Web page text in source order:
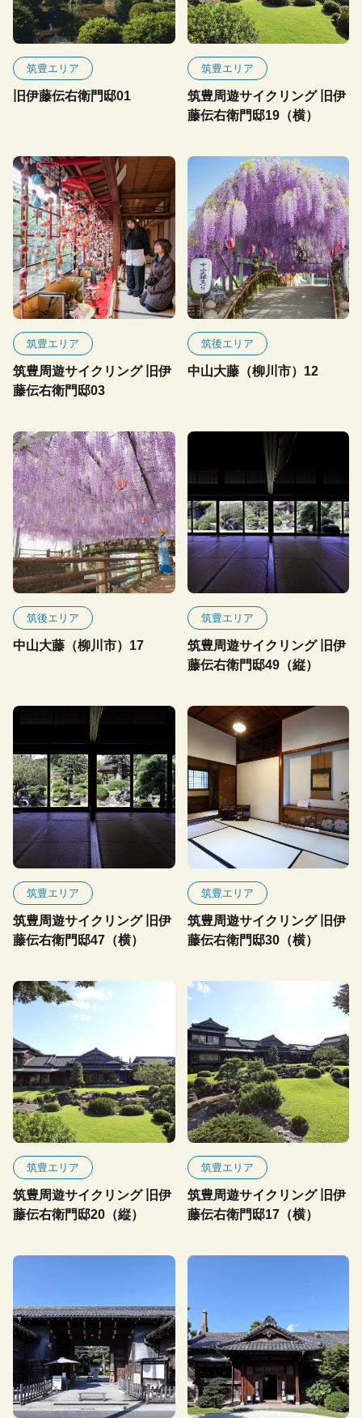
筑豊エリア
旧伊藤伝右衛門邸01
筑豊エリア
筑豊周遊サイクリング 旧伊
藤伝右衛門邸19（横）
筑豊エリア
筑豊周遊サイクリング 旧伊
藤伝右衛門邸03
筑後エリア
中山大藤（柳川市）12
筑後エリア
中山大藤（柳川市）17
筑豊エリア
筑豊周遊サイクリング 旧伊
藤伝右衛門邸49（縦）
筑豊エリア
筑豊周遊サイクリング 旧伊
藤伝右衛門邸47（横）
筑豊エリア
筑豊周遊サイクリング 旧伊
藤伝右衛門邸30（横）
筑豊エリア
筑豊周遊サイクリング 旧伊
藤伝右衛門邸20（縦）
筑豊エリア
筑豊周遊サイクリング 旧伊
藤伝右衛門邸17（横）